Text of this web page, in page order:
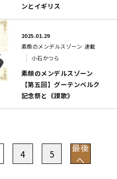
ンとイギリス
2025.01.29
素顔のメンデルスゾーン 連載
小石かつら
素顔のメンデルスゾーン
【第五回】グーテンベルク
記念祭と《讃歌》
4 5
最後
へ